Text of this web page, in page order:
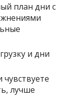
план дни с
и дни
лучше